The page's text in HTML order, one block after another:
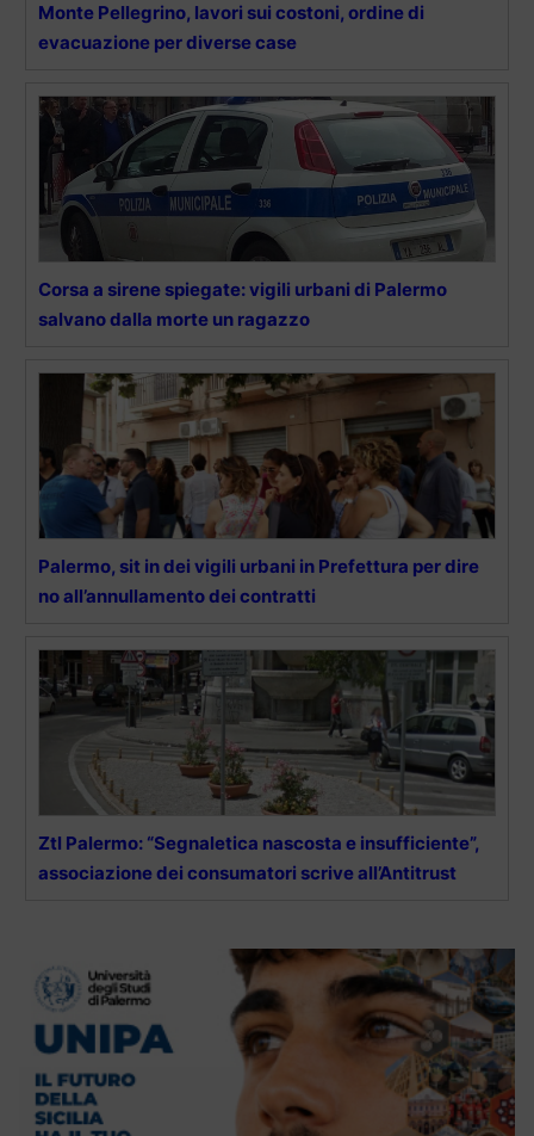
Monte Pellegrino, lavori sui costoni, ordine di
evacuazione per diverse case
Corsa a sirene spiegate: vigili urbani di Palermo
salvano dalla morte un ragazzo
Palermo, sit in dei vigili urbani in Prefettura per dire
no all’annullamento dei contratti
Ztl Palermo: “Segnaletica nascosta e insufficiente”,
associazione dei consumatori scrive all’Antitrust